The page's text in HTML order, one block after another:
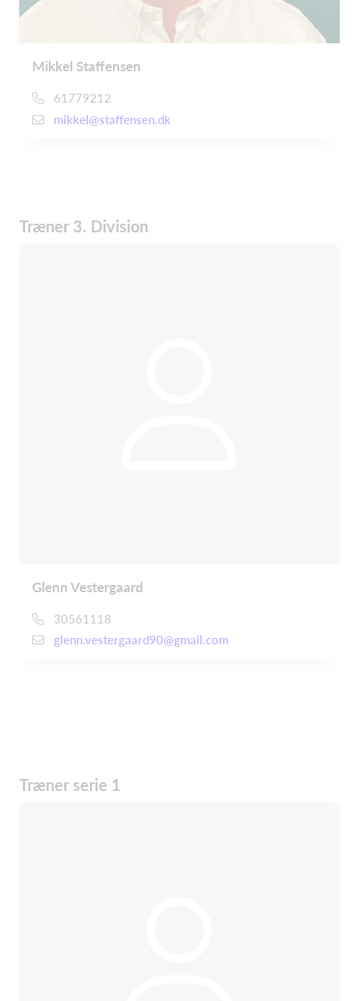
Mikkel Staffensen
61779212
mikkel@staffensen.dk
Træner 3. Division
Glenn Vestergaard
30561118
glenn.vestergaard90@gmail.com
Træner serie 1